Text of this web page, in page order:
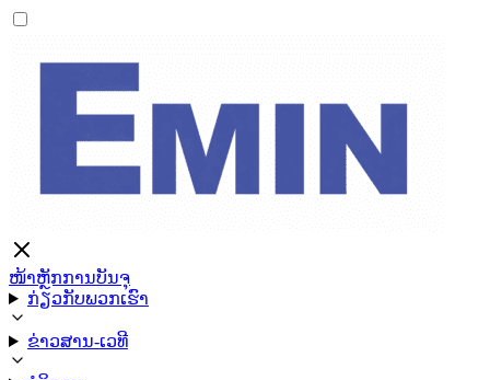
ໜ້າຫຼັກການບັນຈຸ
ກ່ຽວກັບພວກເຮົາ
ຂ່າວສານ-ເວທີ